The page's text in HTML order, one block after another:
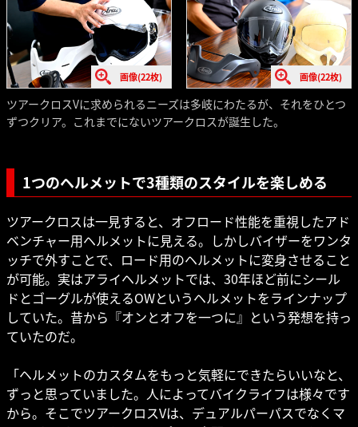
画像(22枚) 画像(22枚)
ツアークロスVに求められるニーズは多岐にわたるが、それをひとつ
ずつクリア。これまでにないツアークロスが誕生した。
1つのヘルメットで3種類のスタイルを楽しめる
ツアークロスは一見すると、オフロード性能を重視したアド
ベンチャー用ヘルメットに見える。しかしバイザーをワンタ
ッチで外すことで、ロード用のヘルメットに変身させること
が可能。実はアライヘルメットでは、30年ほど前にシール
ドとゴーグルが使えるOWというヘルメットをラインナップ
していた。昔から『オンとオフを一つに』という発想を持っ
ていたのだ。
「ヘルメットのカスタムをもっと気軽にできたらいいなと、
ずっと思っていました。人によってバイクライフは様々です
から。そこでツアークロスVは、デュアルパーパスでなくマ